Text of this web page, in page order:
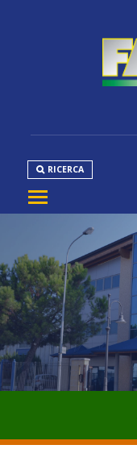
RICERCA
PRODOTTI
NORMATIVE
MEDIA
DOWNLOAD
SERVIZIO CLIENTI